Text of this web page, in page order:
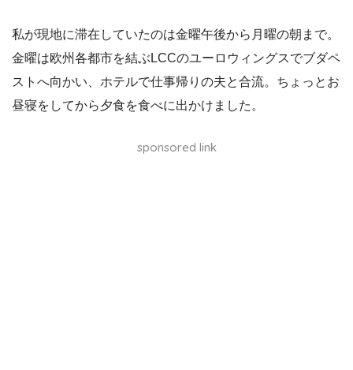
私が現地に滞在していたのは金曜午後から月曜の朝まで。
金曜は欧州各都市を結ぶLCCのユーロウィングスでブダペ
ストへ向かい、ホテルで仕事帰りの夫と合流。ちょっとお
昼寝をしてから夕食を食べに出かけました。
sponsored link